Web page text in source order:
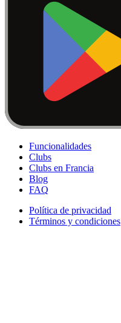
Funcionalidades
Clubs
Clubs en Francia
Blog
FAQ
Política de privacidad
Términos y condiciones